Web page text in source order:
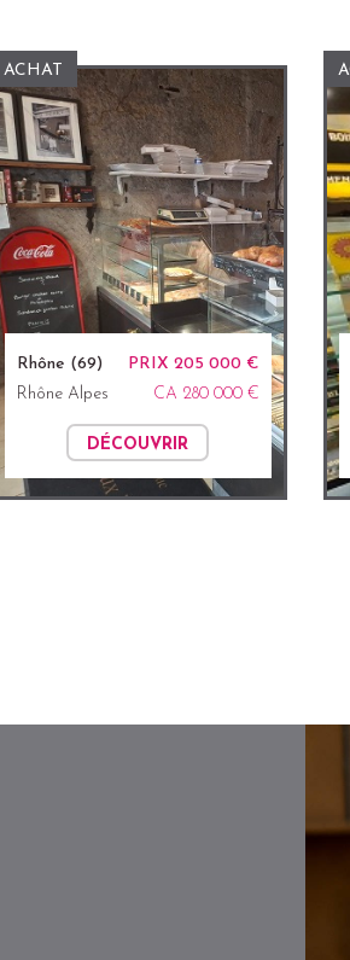
ACHAT
Rhône (69)
Rhône Alpes
PRIX 205 000 €
CA 280 000 €
DÉCOUVRIR